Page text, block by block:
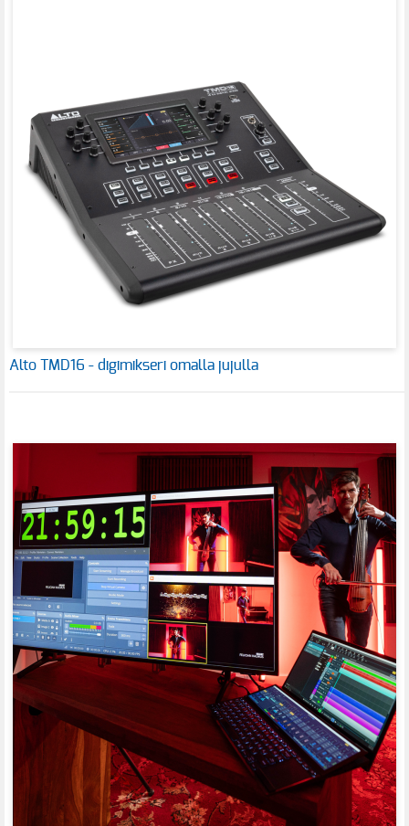
Alto TMD16 - digimikseri omalla jujulla